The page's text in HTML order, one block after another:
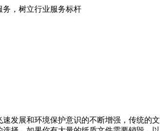
务，树立行业服务标杆
发展和环境保护意识的不断增强，传统的